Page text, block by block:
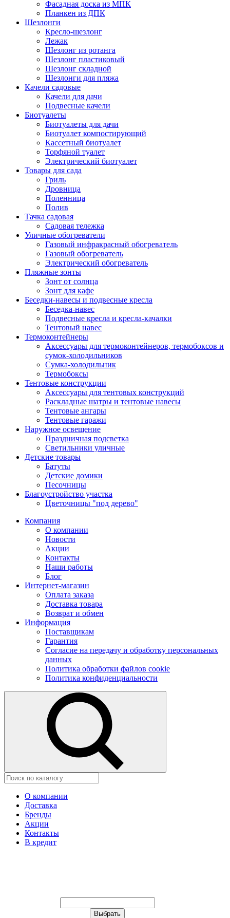
Фасадная доска из МПК
Планкен из ДПК
Шезлонги
Кресло-шезлонг
Лежак
Шезлонг из ротанга
Шезлонг пластиковый
Шезлонг складной
Шезлонги для пляжа
Качели садовые
Качели для дачи
Подвесные качели
Биотуалеты
Биотуалеты для дачи
Биотуалет компостирующий
Кассетный биотуалет
Торфяной туалет
Электрический биотуалет
Товары для сада
Гриль
Дровница
Поленница
Полив
Тачка садовая
Садовая тележка
Уличные обогреватели
Газовый инфракрасный обогреватель
Газовый обогреватель
Электрический обогреватель
Пляжные зонты
Зонт от солнца
Зонт для кафе
Беседки-навесы и подвесные кресла
Беседка-навес
Подвесные кресла и кресла-качалки
Тентовый навес
Термоконтейнеры
Аксессуары для термоконтейнеров, термобоксов и
сумок-холодильников
Сумка-холодильник
Термобоксы
Тентовые конструкции
Аксессуары для тентовых конструкций
Раскладные шатры и тентовые навесы
Тентовые ангары
Тентовые гаражи
Наружное освещение
Праздничная подсветка
Светильники уличные
Детские товары
Батуты
Детские домики
Песочницы
Благоустройство участка
Цветочницы "под дерево"
Компания
О компании
Новости
Акции
Контакты
Наши работы
Блог
Интернет-магазин
Оплата заказа
Доставка товара
Возврат и обмен
Информация
Поставщикам
Гарантия
Согласие на передачу и обработку персональных
данных
Политика обработки файлов cookie
Политика конфиденциальности
О компании
Доставка
Бренды
Акции
Контакты
В кредит